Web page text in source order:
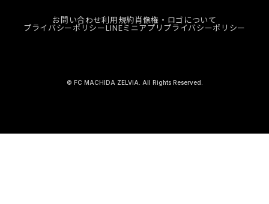
お問い合わせ利用規約肖像権・ロゴについて
プライバシーポリシーLINEミニアプリプライバシーポリシー
© FC MACHIDA ZELVIA. All Rights Reserved.